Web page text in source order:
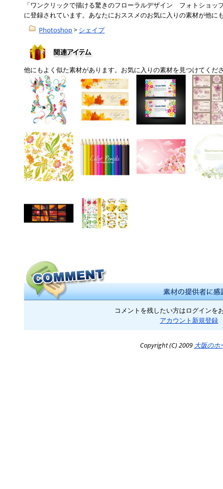
「ワンクリックで描ける驚きのフローラルデザイン フォトショッ
に登録されています。あなたにおススメのお気に入りの素材が他に
Photoshop> シェイプ
他にもよく似た素材があります。お気に入りの素材を見つけてくだ
コメントを残したい方はログインを
アカウント新規登録
Copyright (C) 2009 大阪のホ